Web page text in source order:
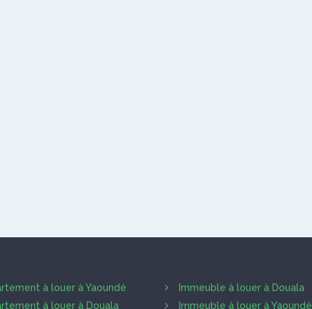
à louer à Yaoundé
à louer à Douala
Immeuble à louer à Douala
Immeuble à louer à Yaoundé